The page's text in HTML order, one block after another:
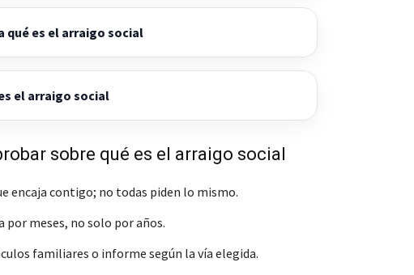
qué es el arraigo social
el arraigo social
sobre qué es el arraigo social
encaja contigo; no todas piden lo mismo.
por meses, no solo por años.
familiares o informe según la vía elegida.